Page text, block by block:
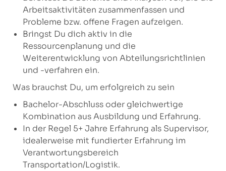
Arbeitsaktivitäten zusammenfassen und
Probleme bzw. offene Fragen aufzeigen.
Bringst Du dich aktiv in die
Ressourcenplanung und die
Weiterentwicklung von Abteilungsrichtlinien
und -verfahren ein.
Was brauchst Du, um erfolgreich zu sein
Bachelor-Abschluss oder gleichwertige
Kombination aus Ausbildung und Erfahrung.
In der Regel 5+ Jahre Erfahrung als Supervisor,
idealerweise mit fundierter Erfahrung im
Verantwortungsbereich
Transportation/Logistik.